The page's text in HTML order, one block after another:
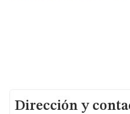
Dirección y